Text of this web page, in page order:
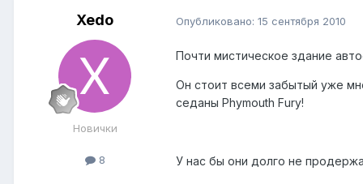
Xedo
Новички
8
Опубликовано: 15 сентября 2010
Почти мистическое здание
Он стоит всеми забытый уже
седаны Phymouth Fury!
У нас бы они долго не